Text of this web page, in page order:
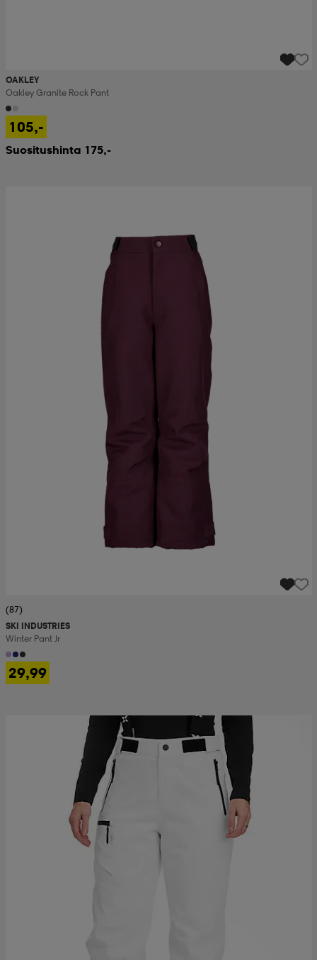
OAKLEY
Oakley Granite Rock Pant
105,-
Suositushinta 175,-
(87)
SKI INDUSTRIES
Winter Pant Jr
29,99